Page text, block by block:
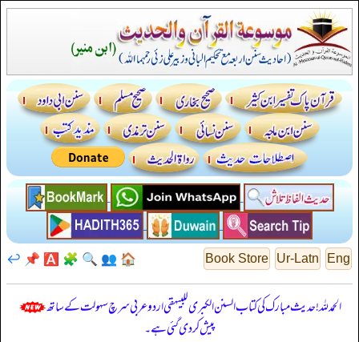
Eng
Ur-Latn
Book Store
🏠
👥
🔍
🧩
🅰️
📌
↩️
الحمدللہ! حدیث مبارک کی کتاب السنن الكبرى للبيهقي اردو عربی سرچ سہولت کے ساتھ
پیش کر دی گئی ہے۔